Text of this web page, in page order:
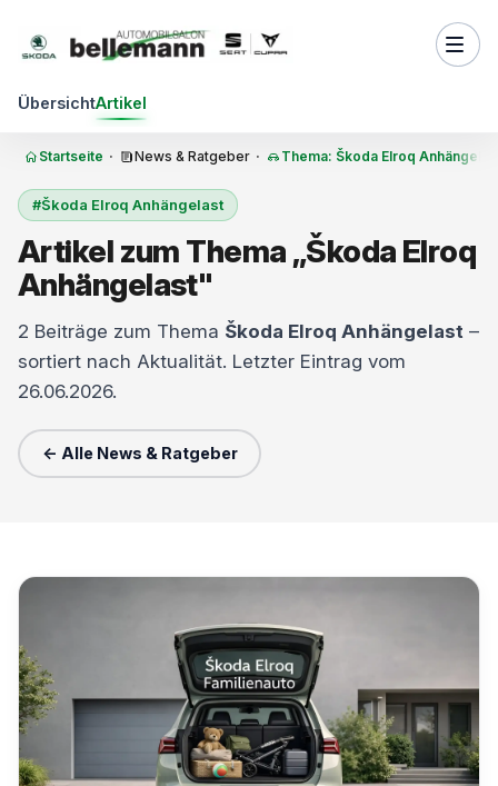
ÜbersichtArtikel
Startseite · News & Ratgeber · Thema: Škoda Elroq
#Škoda Elroq Anhängelast
Artikel zum Thema „Škoda Elroq
Anhängelast"
2 Beiträge zum Thema Škoda Elroq Anhängelast –
sortiert nach Aktualität. Letzter Eintrag vom
26.06.2026.
← Alle News & Ratgeber